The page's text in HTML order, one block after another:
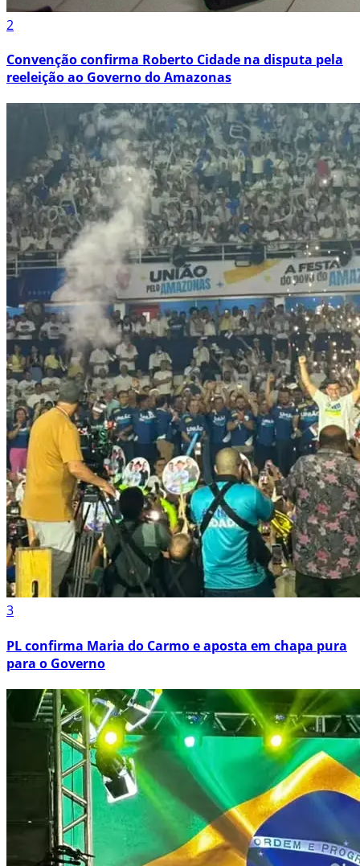
2
Convenção confirma Roberto Cidade na disputa pela
reeleição ao Governo do Amazonas
3
PL confirma Maria do Carmo e aposta em chapa pura
para o Governo